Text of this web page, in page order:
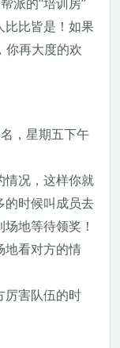
派的“培训房”
比比皆是！如果
你再大度的欢
，星期五下午
情况，这样你就
的时候叫成员去
地等待领奖！
地看对方的情
厉害队伍的时